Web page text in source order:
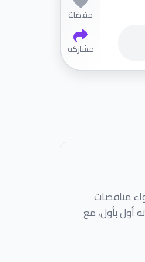
مفضلة
مشاركة
مناقصات
أول بأول، مع